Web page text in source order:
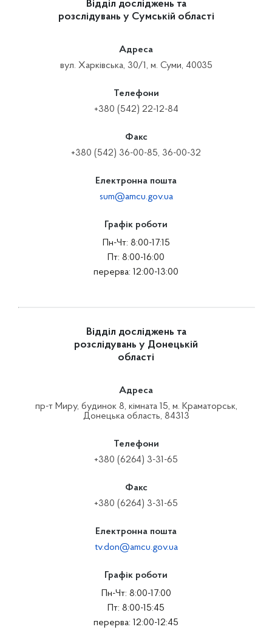
Відділ досліджень та
розслідувань у Сумській області
Адреса
вул. Харківська, 30/1, м. Суми, 40035
Телефони
+380 (542) 22-12-84
Факс
+380 (542) 36-00-85, 36-00-32
Електронна пошта
sum@amcu.gov.ua
Графік роботи
Пн-Чт: 8:00-17:15
Пт: 8:00-16:00
перерва: 12:00-13:00
Відділ досліджень та
розслідувань у Донецькій
області
Адреса
пр-т Миру, будинок 8, кімната 15, м. Краматорськ,
Донецька область, 84313
Телефони
+380 (6264) 3-31-65
Факс
+380 (6264) 3-31-65
Електронна пошта
tv.don@amcu.gov.ua
Графік роботи
Пн-Чт: 8:00-17:00
Пт: 8:00-15:45
перерва: 12:00-12:45